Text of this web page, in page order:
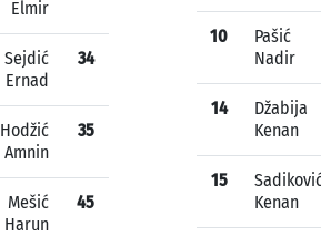
Elmir
Sejdić
Ernad
34
Hodžić
Amnin
35
Mešić
Harun
45
10
Pašić
Nadir
14
Džabija
Kenan
15
Kenan